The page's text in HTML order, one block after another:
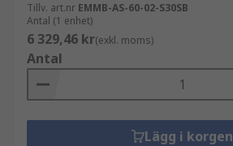
Tillv. art.nr EMMB-AS-60-02-S30SB
Antal (1 enhet)
6 329,46 kr(exkl. moms)
Antal
Lägg i korgen